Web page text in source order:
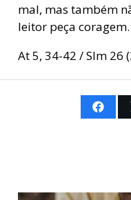
mal, mas também
leitor peça coragem.
At 5, 34-42 / Slm 26